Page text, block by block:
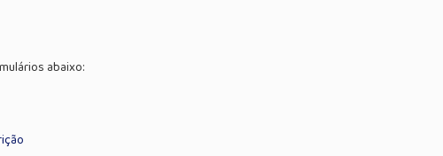
abaixo: